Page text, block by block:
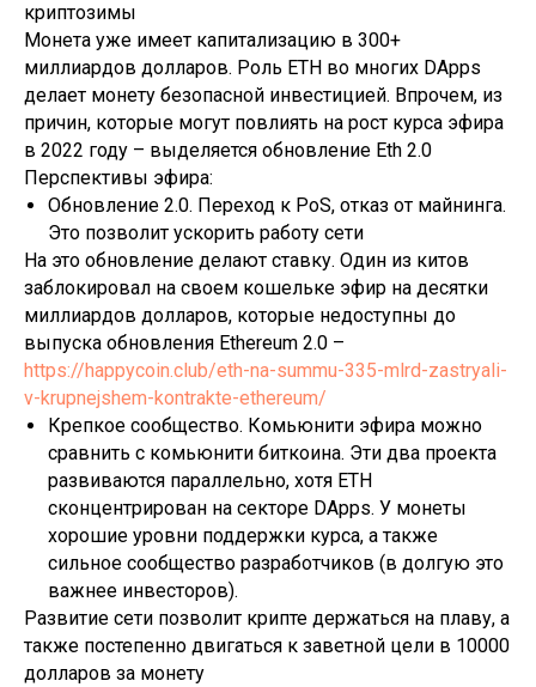
криптозимы
Монета уже имеет капитализацию в 300+
миллиардов долларов. Роль ETH во многих DApps
делает монету безопасной инвестицией. Впрочем, из
причин, которые могут повлиять на рост курса эфира
в 2022 году – выделяется обновление Eth 2.0
Перспективы эфира:
Обновление 2.0. Переход к PoS, отказ от майнинга.
Это позволит ускорить работу сети
На это обновление делают ставку. Один из китов
заблокировал на своем кошельке эфир на десятки
миллиардов долларов, которые недоступны до
выпуска обновления Ethereum 2.0 –
https://happycoin.club/eth-na-summu-335-mlrd-zastryali-
v-krupnejshem-kontrakte-ethereum/
Крепкое сообщество. Комьюнити эфира можно
сравнить с комьюнити биткоина. Эти два проекта
развиваются параллельно, хотя ETH
сконцентрирован на секторе DApps. У монеты
хорошие уровни поддержки курса, а также
сильное сообщество разработчиков (в долгую это
важнее инвесторов).
Развитие сети позволит крипте держаться на плаву, а
также постепенно двигаться к заветной цели в 10000
долларов за монету